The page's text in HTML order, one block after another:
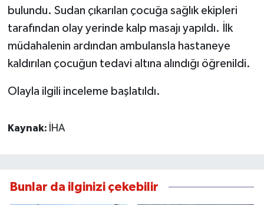
bulundu. Sudan çıkarılan çocuğa sağlık ekipleri
tarafından olay yerinde kalp masajı yapıldı. İlk
müdahalenin ardından ambulansla hastaneye
kaldırılan çocuğun tedavi altına alındığı öğrenildi.
Olayla ilgili inceleme başlatıldı.
Kaynak: İHA
Bunlar da ilginizi çekebilir